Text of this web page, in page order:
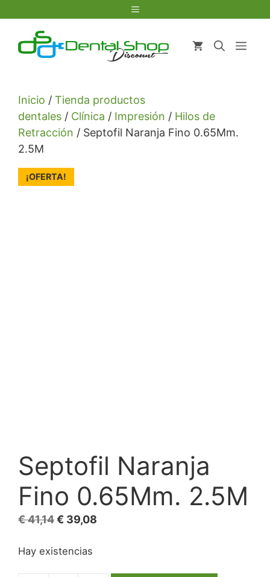
contenido
Menú
Inicio / Tienda productos
dentales / Clínica / Impresión / Hilos de
Retracción / Septofil Naranja Fino 0.65Mm.
2.5M
¡OFERTA!
Septofil Naranja
Fino 0.65Mm. 2.5M
€41,14El
original
€ 39,08
Hay existencias